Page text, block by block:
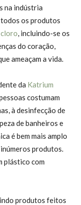
na indústria
todos os produtos
, incluindo-se os
do coração,
ameaçam a vida.
da Katrium
costumam
à desinfecção de
de banheiros e
é bem mais amplo
produtos.
plástico com
produtos feitos